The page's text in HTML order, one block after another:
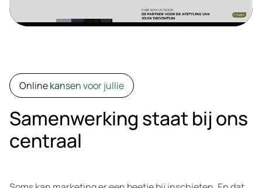
Online kansen voor jullie
Samenwerking staat bij ons
centraal